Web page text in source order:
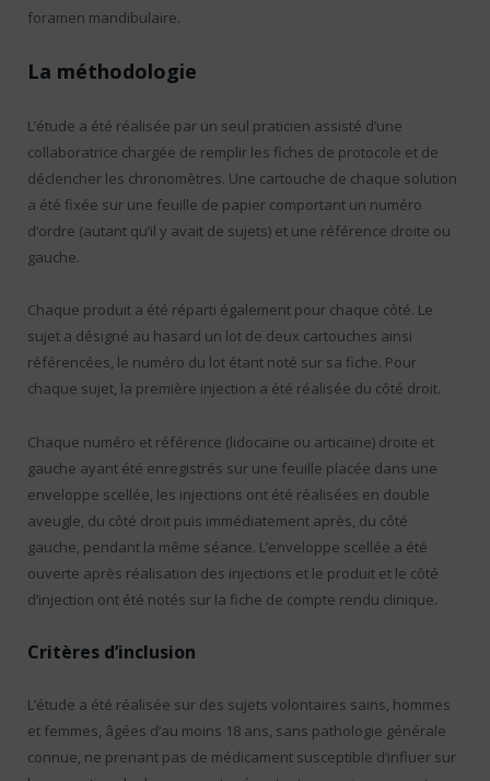
foramen mandibulaire.
La méthodologie
L’étude a été réalisée par un seul praticien assisté d’une
collaboratrice chargée de remplir les fiches de protocole et de
déclencher les chronomètres. Une cartouche de chaque solution
a été fixée sur une feuille de papier comportant un numéro
d’ordre (autant qu’il y avait de sujets) et une référence droite ou
gauche.
Chaque produit a été réparti également pour chaque côté. Le
sujet a désigné au hasard un lot de deux cartouches ainsi
référencées, le numéro du lot étant noté sur sa fiche. Pour
chaque sujet, la première injection a été réalisée du côté droit.
Chaque numéro et référence (lidocaïne ou articaïne) droite et
gauche ayant été enregistrés sur une feuille placée dans une
enveloppe scellée, les injections ont été réalisées en double
aveugle, du côté droit puis immédiatement après, du côté
gauche, pendant la même séance. L’enveloppe scellée a été
ouverte après réalisation des injections et le produit et le côté
d’injection ont été notés sur la fiche de compte rendu clinique.
Critères d’inclusion
L’étude a été réalisée sur des sujets volontaires sains, hommes
et femmes, âgées d’au moins 18 ans, sans pathologie générale
connue, ne prenant pas de médicament susceptible d’influer sur